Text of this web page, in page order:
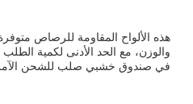
هذه الألواح المقاومة للرصاص
في صندوق خشبي صلب للشحن